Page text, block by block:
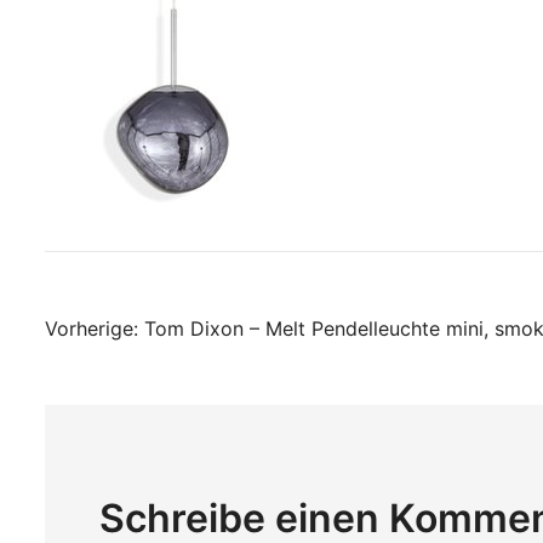
Vorherige: Tom Dixon – Melt Pendelleuchte mini,
Schreibe einen